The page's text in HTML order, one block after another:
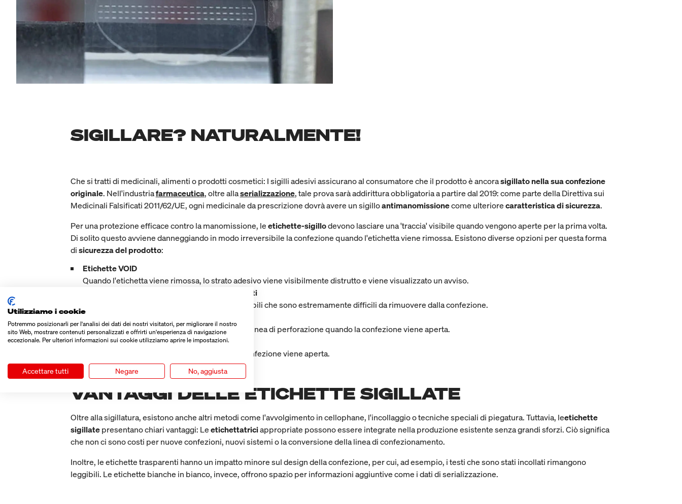
SIGILLARE? NATURALMENTE!
Che si tratti di medicinali, alimenti o prodotti cosmetici: I sigilli adesivi assicurano al consumatore che il prodotto è ancorasigillato nella sua confezione
originale. Nell'industriafarmaceutica, oltre allaserializzazione, tale prova sarà addirittura obbligatoria a partire dal 2019: come parte della Direttiva sui
Medicinali Falsificati 2011/62/UE, ogni medicinale da prescrizione dovrà avere un sigilloantimanomissionecome ulteriorecaratteristica di sicurezza.
Per una protezione efficace contro la manomissione, leetichette-sigillodevono lasciare una 'traccia' visibile quando vengono aperte per la prima volta.
Di solito questo avviene danneggiando in modo irreversibile la confezione quando l'etichetta viene rimossa. Esistono diverse opzioni per questa forma
disicurezza del prodotto:
Etichette VOID
Quando l'etichetta viene rimossa, lo strato adesivo viene visibilmente distrutto e viene visualizzato un avviso.
Etichette realizzate con pellicola per documenti
La rimozione dell'etichetta lascia frammenti visibili che sono estremamente difficili da rimuovere dalla confezione.
Etichette perforate
L'etichetta viene visibilmente distrutta lungo la linea di perforazione quando la confezione viene aperta.
Etichette con sigillo di freschezza o strisce
Etichette di carta che si strappano quando la confezione viene aperta.
VANTAGGI DELLE ETICHETTE SIGILLATE
Oltre alla sigillatura, esistono anche altri metodi come l'avvolgimento in cellophane, l'incollaggio o tecniche speciali di piegatura. Tuttavia, leetichette
sigillatepresentano chiari vantaggi: Leetichettatriciappropriate possono essere integrate nella produzione esistente senza grandi sforzi. Ciò significa
che non ci sono costi per nuove confezioni, nuovi sistemi o la conversione della linea di confezionamento.
Inoltre, le etichette trasparenti hanno un impatto minore sul design della confezione, per cui, ad esempio, i testi che sono stati incollati rimangono
leggibili. Le etichette bianche in bianco, invece, offrono spazio per informazioni aggiuntive come i dati di serializzazione.
Utilizziamo i cookie
Potremmo posizionarli per l'analisi dei dati dei nostri visitatori, per migliorare il nostro
sito Web, mostrare contenuti personalizzati e offrirti un'esperienza di navigazione
eccezionale. Per ulteriori informazioni sui cookie utilizziamo aprire le impostazioni.
Accettare tutti Negare No, aggiusta